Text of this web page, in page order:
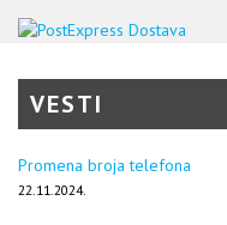
VESTI
Promena broja telefona
22.11.2024.